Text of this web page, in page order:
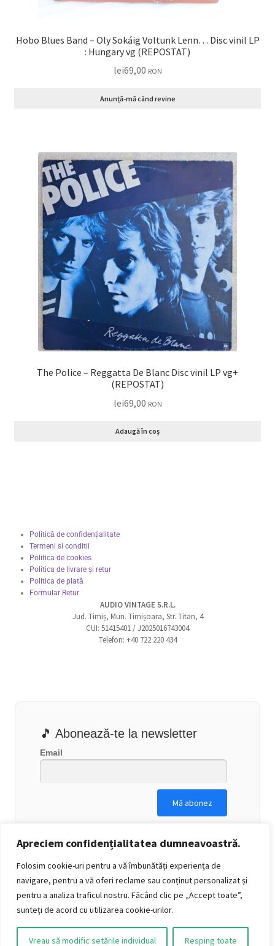
Apreciem confidențialitatea dumneavoastră.
Folosim cookie-uri pentru a vă îmbunătăți experiența de
navigare, pentru a vă oferi reclame sau conținut personalizat și
pentru a analiza traficul nostru. Făcând clic pe „Accept toate”,
sunteți de acord cu utilizarea cookie-urilor.
Vreau să modific setările individual Resping toate
Hobo Blues Band – Oly Sokáig Voltunk Lenn… Disc vinil LP
: Hungary vg (REPOSTAT)
lei69,00 RON
Anunță-mă când revine
The Police – Reggatta De Blanc Disc vinil LP vg+
(REPOSTAT)
lei69,00 RON
Adaugă în coș
Politică de confidențialitate
Termeni si conditii
Politica de cookies
Politica de livrare și retur
Politica de plată
Formular Retur
AUDIO VINTAGE S.R.L.
Jud. Timiș, Mun. Timișoara, Str. Titan, 4
CUI: 51415401 / J2025016743004
Telefon: +40 722 220 434
🎵 Abonează-te la newsletter
Email
0